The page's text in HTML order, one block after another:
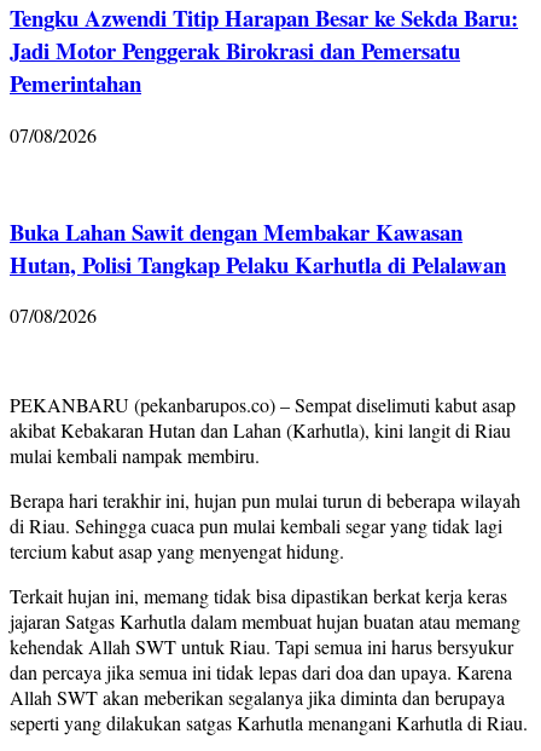
Tengku Azwendi Titip Harapan Besar ke Sekda Baru:
Jadi Motor Penggerak Birokrasi dan Pemersatu
Pemerintahan
07/08/2026
Buka Lahan Sawit dengan Membakar Kawasan
Hutan, Polisi Tangkap Pelaku Karhutla di Pelalawan
07/08/2026
PEKANBARU (pekanbarupos.co) – Sempat diselimuti kabut asap
akibat Kebakaran Hutan dan Lahan (Karhutla), kini langit di Riau
mulai kembali nampak membiru.
Berapa hari terakhir ini, hujan pun mulai turun di beberapa wilayah
di Riau. Sehingga cuaca pun mulai kembali segar yang tidak lagi
tercium kabut asap yang menyengat hidung.
Terkait hujan ini, memang tidak bisa dipastikan berkat kerja keras
jajaran Satgas Karhutla dalam membuat hujan buatan atau memang
kehendak Allah SWT untuk Riau. Tapi semua ini harus bersyukur
dan percaya jika semua ini tidak lepas dari doa dan upaya. Karena
Allah SWT akan meberikan segalanya jika diminta dan berupaya
seperti yang dilakukan satgas Karhutla menangani Karhutla di Riau.